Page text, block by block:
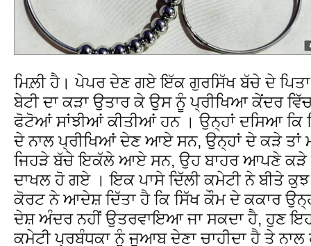
ਮਿਲ਼ੀ ਹੈ। ਪੇਪਰ ਦੇਣ ਗਏ ਇੱਕ ਗੁਰਸਿੱਖ ਬੱਚੇ ਦੇ
ਬੇਟੀ ਦਾ ਕੜਾ ਉਤਾਰ ਕੇ ਉਸ ਨੂੰ ਪ੍ਰੀਖਿਆ ਕੇਂਦਰ
ਫੋਟੋਆਂ ਸਾਂਝੀਆਂ ਕੀਤੀਆਂ ਹਨ । ਉਨ੍ਹਾਂ ਦਸਿਆ ਕਿ
ਦੇ ਨਾਲ ਪ੍ਰੀਖਿਆਂ ਦੇਣ ਆਏ ਸਨ, ਉਨ੍ਹਾਂ ਦੇ ਕੜੇ ਤਾਂ
ਜਿਹੜੇ ਬੱਚੇ ਇਕੱਲੇ ਆਏ ਸਨ, ਉਹ ਬਾਹਰ ਆਪਣੇ ਕੜੇ
ਦਾਖਲ ਹੋ ਗਏ । ਇਕ ਪਾਸੇ ਦਿੱਲੀ ਕਮੇਟੀ ਨੇ ਬੀਤੇ ਕੁਝ
ਕੋਰਟ ਨੇ ਆਦੇਸ਼ ਦਿੱਤਾ ਹੈ ਕਿ ਸਿੱਖ ਕੌਮ ਦੇ ਕਕਾਰ
ਦੇਸ਼ ਅੰਦਰ ਨਹੀਂ ਉਤਰਵਾਇਆ ਜਾ ਸਕਦਾ ਹੈ, ਹੁਣ
ਕਮੇਟੀ ਪ੍ਰਬੰਧਕਾ ਨੂੰ ਜੁਆਬ ਦੇਣਾ ਚਾਹੀਦਾ ਹੈ ਤੇ